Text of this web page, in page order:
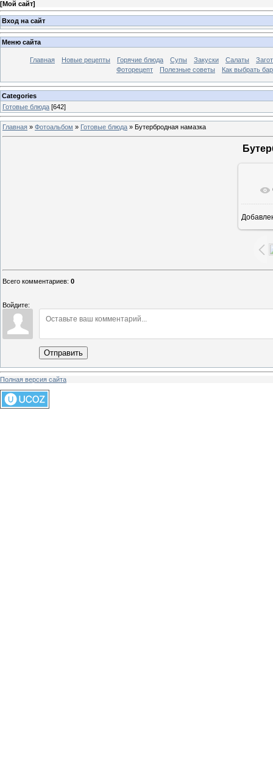
[Мой сайт]
Вход на сайт
Меню сайта
Главная Новые рецепты Горячие блюда Супы Закуски Салаты
Фоторецепт
Полезные советы Как выбрать
Categories
Готовые блюда [642]
Главная » Фотоальбом » Готовые блюда » Бутербродная намазка
Всего комментариев: 0
Войдите:
Отправить
Полная версия сайта